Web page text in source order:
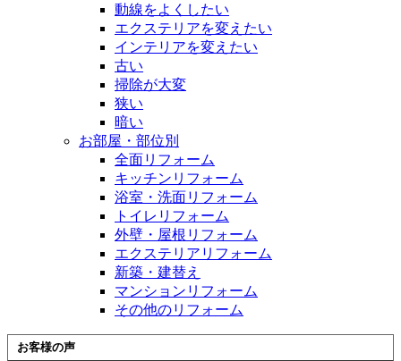
動線をよくしたい
エクステリアを変えたい
インテリアを変えたい
古い
掃除が大変
狭い
暗い
お部屋・部位別
全面リフォーム
キッチンリフォーム
浴室・洗面リフォーム
トイレリフォーム
外壁・屋根リフォーム
エクステリアリフォーム
新築・建替え
マンションリフォーム
その他のリフォーム
お客様の声